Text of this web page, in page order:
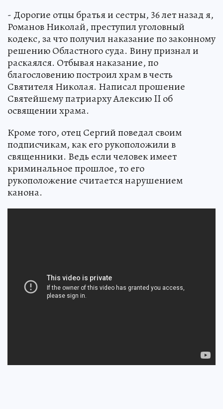
- Дорогие отцы братья и сестры, 36 лет назад я,
Романов Николай, преступил уголовный
кодекс, за что получил наказание по законному
решению Областного суда. Вину признал и
раскаялся. Отбывая наказание, по
благословению построил храм в честь
Святителя Николая. Написал прошение
Святейшему патриарху Алексию II об
освящении храма.
Кроме того, отец Сергий поведал своим
подписчикам, как его рукоположили в
священники. Ведь если человек имеет
криминальное прошлое, то его
рукоположение считается нарушением
канона.